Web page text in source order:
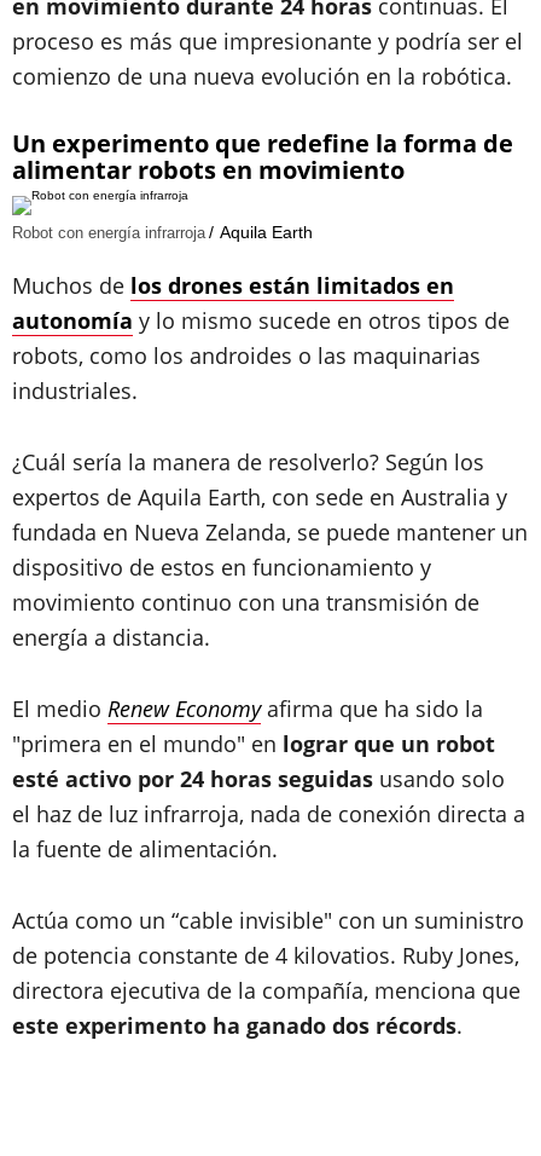
en movimiento durante 24 horas continuas. El
proceso es más que impresionante y podría ser el
comienzo de una nueva evolución en la robótica.
Un experimento que redefine la forma de
alimentar robots en movimiento
Robot con energía infrarroja Aquila Earth
Muchos de los drones están limitados en
autonomía y lo mismo sucede en otros tipos de
robots, como los androides o las maquinarias
industriales.
¿Cuál sería la manera de resolverlo? Según los
expertos de Aquila Earth, con sede en Australia y
fundada en Nueva Zelanda, se puede mantener un
dispositivo de estos en funcionamiento y
movimiento continuo con una transmisión de
energía a distancia.
El medio Renew Economy afirma que ha sido la
"primera en el mundo" en lograr que un robot
esté activo por 24 horas seguidas usando solo
el haz de luz infrarroja, nada de conexión directa a
la fuente de alimentación.
Actúa como un “cable invisible" con un suministro
de potencia constante de 4 kilovatios. Ruby Jones,
directora ejecutiva de la compañía, menciona que
este experimento ha ganado dos récords.